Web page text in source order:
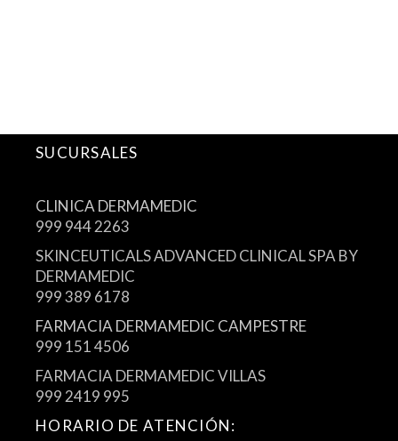
SUCURSALES
CLINICA DERMAMEDIC
999 944 2263
SKINCEUTICALS ADVANCED CLINICAL SPA BY
DERMAMEDIC
999 389 6178
FARMACIA DERMAMEDIC CAMPESTRE
999 151 4506
FARMACIA DERMAMEDIC VILLAS
999 2419 995
HORARIO DE ATENCIÓN: